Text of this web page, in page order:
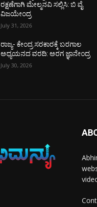
ರಕ್ಷಣೆಗಾಗಿ ಮೇಲ್ಮನವಿ ಸಲ್ಲಿಸಿ: ಬಿ ವೈ
ವಿಜಯೇಂದ್ರ
July 31, 2026
ರಾಜ್ಯ- ಕೇಂದ್ರ ಸರಕಾರಕ್ಕೆ ಬರಗಾಲ
ಅಧ್ಯಯನದ ವರದಿ: ಅರಗ ಜ್ಞಾನೇಂದ್ರ
July 30, 2026